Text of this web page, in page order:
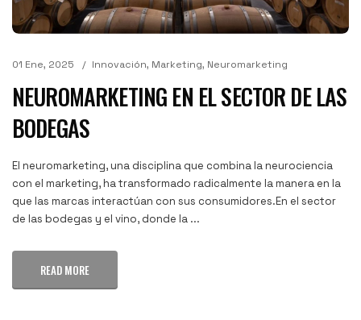
01 Ene, 2025 Innovación, Marketing, Neuromarketing
NEUROMARKETING EN EL SECTOR DE LAS
BODEGAS
El neuromarketing, una disciplina que combina la neurociencia
con el marketing, ha transformado radicalmente la manera en la
que las marcas interactúan con sus consumidores.En el sector
de las bodegas y el vino, donde la ...
READ MORE